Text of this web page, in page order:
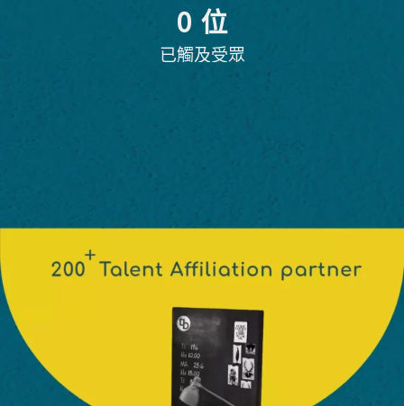
0 位
已觸及受眾